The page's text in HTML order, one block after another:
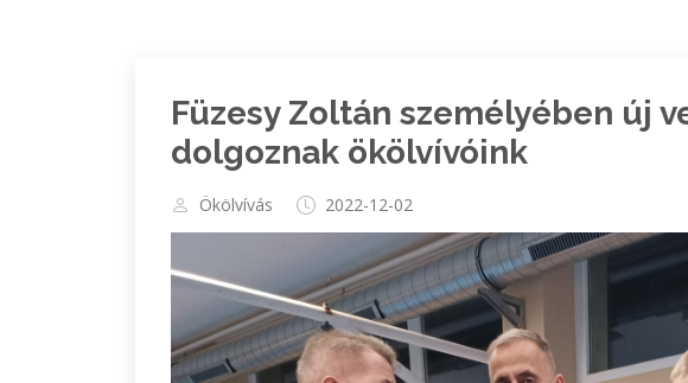
Füzesy Zoltán személyében új
dolgoznak ökölvívóink
Ökölvívás 2022-12-02